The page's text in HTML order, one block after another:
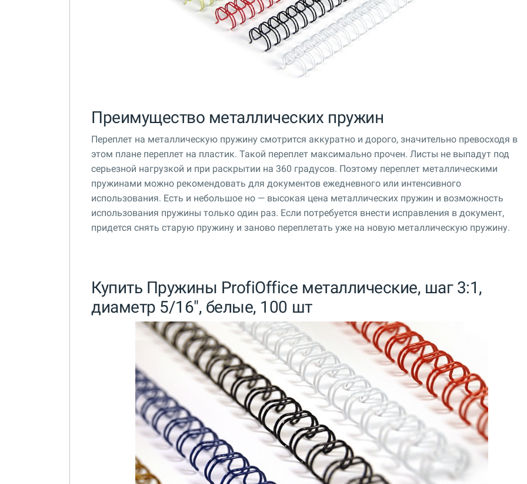
Преимущество металлических пружин
Переплет на металлическую пружину смотрится аккуратно и дорого, значительно превосходя в
этом плане переплет на пластик. Такой переплет максимально прочен. Листы не выпадут под
серьезной нагрузкой и при раскрытии на 360 градусов. Поэтому переплет металлическими
пружинами можно рекомендовать для документов ежедневного или интенсивного
использования. Есть и небольшое но — высокая цена металлических пружин и возможность
использования пружины только один раз. Если потребуется внести исправления в документ,
придется снять старую пружину и заново переплетать уже на новую металлическую пружину.
Купить Пружины ProfiOffice металлические, шаг 3:1,
диаметр 5/16", белые, 100 шт